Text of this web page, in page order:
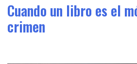
Cuando un libro es el
crimen